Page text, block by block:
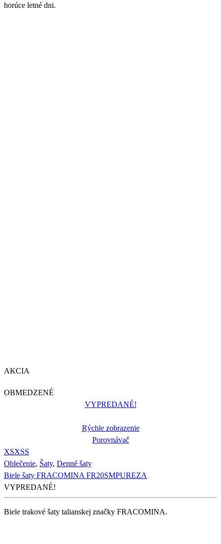
horúce letné dni.
AKCIA
OBMEDZENÉ
VYPREDANÉ!
Rýchle zobrazenie
Porovnávač
XSXSS
Oblečenie, Šaty, Denné šaty
Biele šaty FRACOMINA FR20SMPUREZA
VYPREDANÉ!
Biele trakové šaty talianskej značky FRACOMINA.